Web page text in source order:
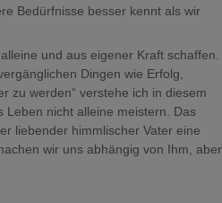
Bedürfnisse besser kennt als wir
und aus eigener Kraft schaffen.
Dingen wie Erfolg,
zu werden“ verstehe ich in diesem
Leben nicht alleine meistern. Das
liebender himmlischer Vater eine
wir uns abhängig von Ihm, aber